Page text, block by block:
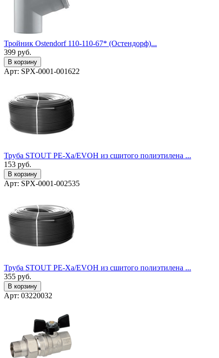
Тройник Ostendorf 110-110-67* (Остендорф)...
399 руб.
В корзину
Арт: SPX-0001-001622
Труба STOUT PE-Xa/EVOH из сшитого полиэтилена ...
153 руб.
В корзину
Арт: SPX-0001-002535
Труба STOUT PE-Xa/EVOH из сшитого полиэтилена ...
355 руб.
В корзину
Арт: 03220032